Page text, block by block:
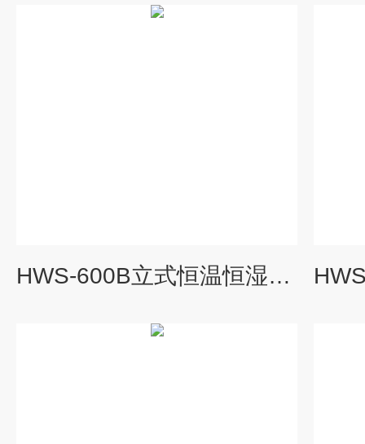
HWS-600B立式恒温恒湿培养箱600升